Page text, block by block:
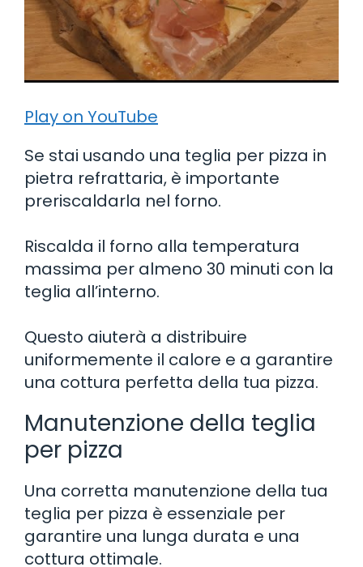
Play on YouTube
Se stai usando una teglia per pizza in
pietra refrattaria, è importante
preriscaldarla nel forno.
Riscalda il forno alla temperatura
massima per almeno 30 minuti con la
teglia all’interno.
Questo aiuterà a distribuire
uniformemente il calore e a garantire
una cottura perfetta della tua pizza.
Manutenzione della teglia
per pizza
Una corretta manutenzione della tua
teglia per pizza è essenziale per
garantire una lunga durata e una
cottura ottimale.